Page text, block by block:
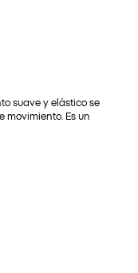
suave y elástico se
Es un